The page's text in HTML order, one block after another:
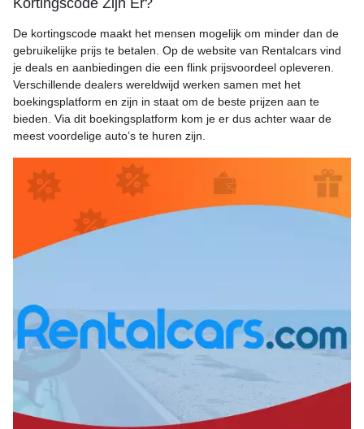
Kortingscode Zijn Er?
De kortingscode maakt het mensen mogelijk om minder dan de
gebruikelijke prijs te betalen. Op de website van Rentalcars vind
je deals en aanbiedingen die een flink prijsvoordeel opleveren.
Verschillende dealers wereldwijd werken samen met het
boekingsplatform en zijn in staat om de beste prijzen aan te
bieden. Via dit boekingsplatform kom je er dus achter waar de
meest voordelige auto’s te huren zijn.